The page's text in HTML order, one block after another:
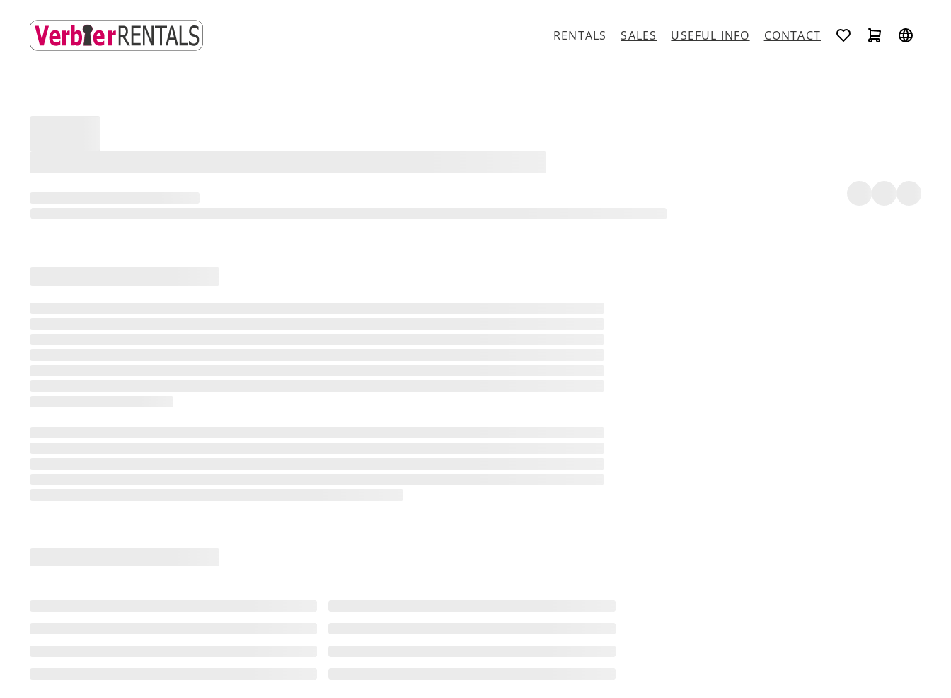
RENTALS SALES USEFUL INFO CONTACT